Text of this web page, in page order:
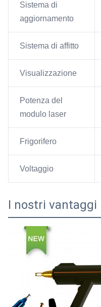
Sistema di
aggiornamento
Sistema di affitto
Visualizzazione
Potenza del
modulo laser
Frigorifero
Voltaggio
I nostri vantaggi